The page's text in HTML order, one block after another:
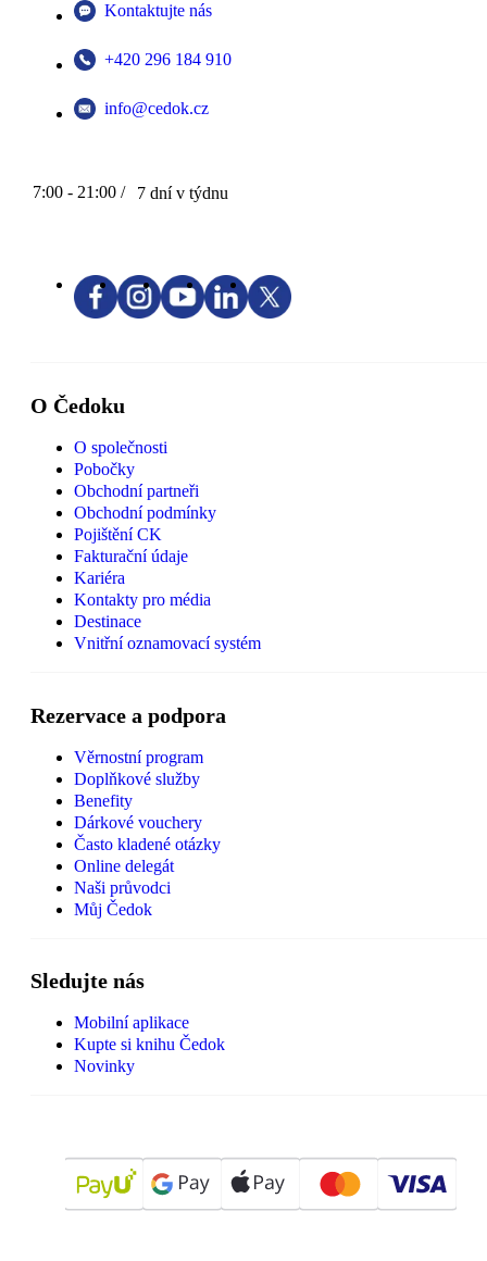
Kontaktujte nás
+420 296 184 910
info@cedok.cz
7:00 - 21:00 / 7 dní v týdnu
O Čedoku
O společnosti
Pobočky
Obchodní partneři
Obchodní podmínky
Pojištění CK
Fakturační údaje
Kariéra
Kontakty pro média
Destinace
Vnitřní oznamovací systém
Rezervace a podpora
Věrnostní program
Doplňkové služby
Benefity
Dárkové vouchery
Často kladené otázky
Online delegát
Naši průvodci
Můj Čedok
Sledujte nás
Mobilní aplikace
Kupte si knihu Čedok
Novinky